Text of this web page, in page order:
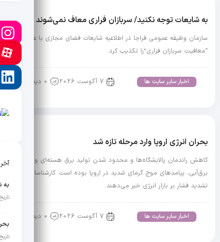
تاریخ
تاریخ
به شایعات توجه نکنید/ سربازان فراری معاف نمی‌شوند
سازمان وظیفه عمومی فراجا در اطلاعیه شایعات فضای مجازی با عنوان
“معافیت سربازان فراری”را تکذیب کرد.
اخبار سایر سایت ها 7 آگوست 2026 0 دیدگاه
بحران انرژی اروپا وارد مرحله تازه شد
کاهش راندمان پالایشگاه‌ها و محدود شدن تولید برق هسته‌ای و
برق‌آبی، پیامدهای موج گرمای شدید در اروپا بوده است. کارشناسان از
تشدید فشار بر بازار انرژی خبر می‌دهند.
اخبار سایر سایت ها 7 آگوست 2026 0 دیدگاه